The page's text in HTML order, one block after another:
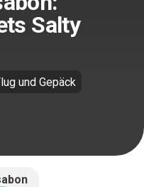
Salty
und Gepäck